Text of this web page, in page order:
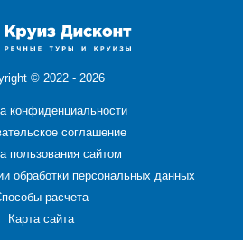
© 2022 - 2026
конфиденциальности
соглашение
пользования сайтом
обработки персональных данных
расчета
Карта сайта